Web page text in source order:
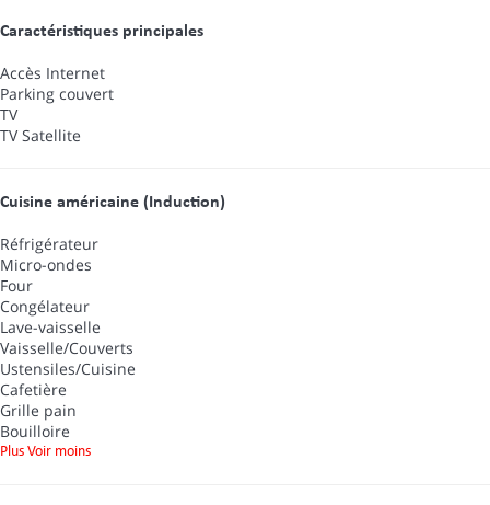
Caractéristiques principales
Accès Internet
Parking couvert
TV
TV Satellite
Cuisine américaine (Induction)
Réfrigérateur
Micro-ondes
Four
Congélateur
Lave-vaisselle
Vaisselle/Couverts
Ustensiles/Cuisine
Cafetière
Grille pain
Bouilloire
Plus Voir moins